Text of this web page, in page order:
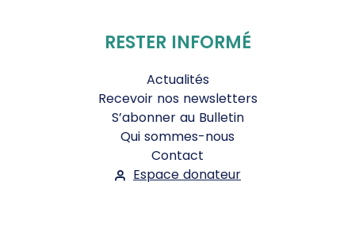
RESTER INFORMÉ
Actualités
Recevoir nos newsletters
S’abonner au Bulletin
Qui sommes-nous
Contact
Espace donateur